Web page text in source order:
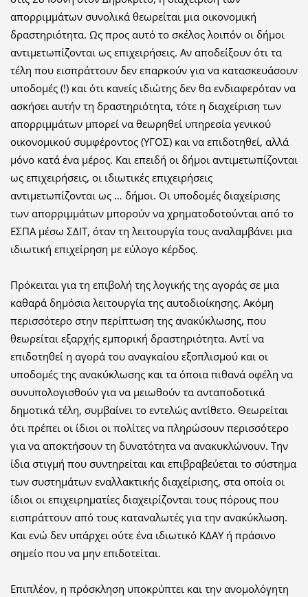
απορριμμάτων συνολικά θεωρείται μια οικονομική
δραστηριότητα. Ως προς αυτό το σκέλος λοιπόν οι δήμοι
αντιμετωπίζονται ως επιχειρήσεις. Αν αποδείξουν ότι τα
τέλη που εισπράττουν δεν επαρκούν για να κατασκευάσουν
υποδομές (!) και ότι κανείς ιδιώτης δεν θα ενδιαφερόταν να
ασκήσει αυτήν τη δραστηριότητα, τότε η διαχείριση των
απορριμμάτων μπορεί να θεωρηθεί υπηρεσία γενικού
οικονομικού συμφέροντος (ΥΓΟΣ) και να επιδοτηθεί, αλλά
μόνο κατά ένα μέρος. Και επειδή οι δήμοι αντιμετωπίζονται
ως επιχειρήσεις, οι ιδιωτικές επιχειρήσεις
αντιμετωπίζονται ως … δήμοι. Οι υποδομές διαχείρισης
των απορριμμάτων μπορούν να χρηματοδοτούνται από το
ΕΣΠΑ μέσω ΣΔΙΤ, όταν τη λειτουργία τους αναλαμβάνει μια
ιδιωτική επιχείρηση με εύλογο κέρδος.
Πρόκειται για τη επιβολή της λογικής της αγοράς σε μια
καθαρά δημόσια λειτουργία της αυτοδιοίκησης. Ακόμη
περισσότερο στην περίπτωση της ανακύκλωσης, που
θεωρείται εξαρχής εμπορική δραστηριότητα. Αντί να
επιδοτηθεί η αγορά του αναγκαίου εξοπλισμού και οι
υποδομές της ανακύκλωσης και τα όποια πιθανά οφέλη να
συνυπολογισθούν για να μειωθούν τα ανταποδοτικά
δημοτικά τέλη, συμβαίνει το εντελώς αντίθετο. Θεωρείται
ότι πρέπει οι ίδιοι οι πολίτες να πληρώσουν περισσότερο
για να αποκτήσουν τη δυνατότητα να ανακυκλώνουν. Την
ίδια στιγμή που συντηρείται και επιβραβεύεται το σύστημα
των συστημάτων εναλλακτικής διαχείρισης, στα οποία οι
ίδιοι οι επιχειρηματίες διαχειρίζονται τους πόρους που
εισπράττουν από τους καταναλωτές για την ανακύκλωση.
Και ενώ δεν υπάρχει ούτε ένα ιδιωτικό ΚΔΑΥ ή πράσινο
σημείο που να μην επιδοτείται.
Επιπλέον, η πρόσκληση υποκρύπτει και την ανομολόγητη